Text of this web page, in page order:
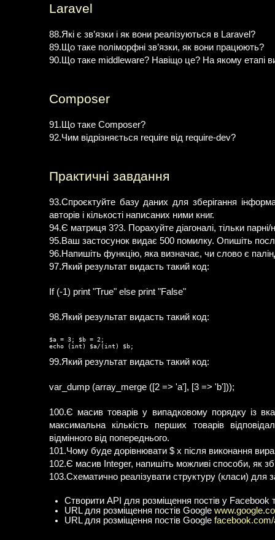
Laravel
88.Які є зв’язки і як вони реалізуються в Laravel?
89.Що таке поліморфні зв’язки, як вони працюють?
90.Що таке middleware? Навіщо це? На якому етапі
Composer
91.Що таке Composer?
92.Чим відрізняється require від require-dev?
Практичні завдання
93.Спроєктуйте базу даних для зберігання
авторів і кількості написаних ними книг.
94.Є матриця 3?3. Порахуйте діагоналі, тільки парні/
95.Ваш застосунок видає 500 помилку. Опишіть
96.Напишіть функцію, яка визначає, чи слово є
97.Який результат видасть такий код:
If (-1) print "True" else print "False"
98.Який результат видасть такий код:
$a = 3; $b = 2;
99.Який результат видасть такий код:
var_dump (array_merge ([2 => 'a'], [3 => 'b']));
100.Є масив товарів у випадковому порядку із
максимальна кількість перших товарів
відмінного від попереднього.
101.Чому буде дорівнювати $ x після виконання
102.Є масив Integer, напишіть можливі способи, як
103.Схематично реалізувати структуру (класи) для
Створити API для розміщення постів у Facebook
URL для розміщення постів Google
URL для розміщення постів Google